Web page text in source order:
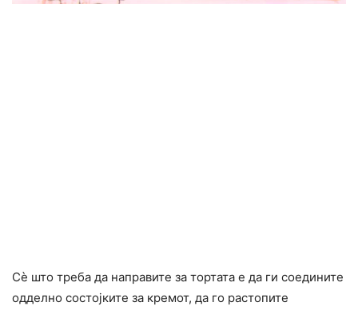
Сѐ што треба да направите за тортата е да ги соедините
одделно состојките за кремот, да го растопите